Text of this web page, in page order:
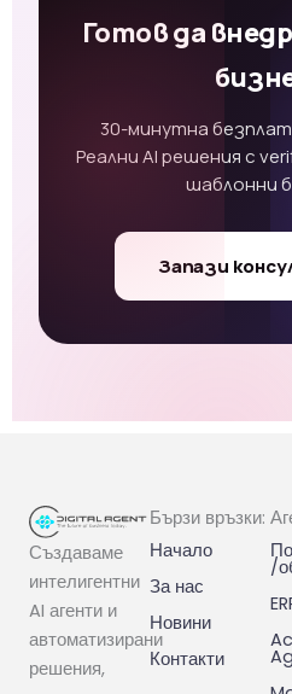
Готов да
30-минутна
Реални AI решения с
шаблонни
Запази
Създаваме
интелигентни
AI агенти и
автоматизирани
решения,
Бързи връзки:
Начало
За нас
Новини
Контакти
/